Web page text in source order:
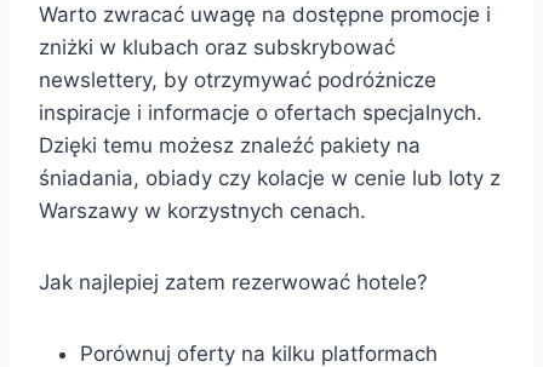
Warto zwracać uwagę na dostępne promocje i
zniżki w klubach oraz subskrybować
newslettery, by otrzymywać podróżnicze
inspiracje i informacje o ofertach specjalnych.
Dzięki temu możesz znaleźć pakiety na
śniadania, obiady czy kolacje w cenie lub loty z
Warszawy w korzystnych cenach.
Jak najlepiej zatem rezerwować hotele?
Porównuj oferty na kilku platformach